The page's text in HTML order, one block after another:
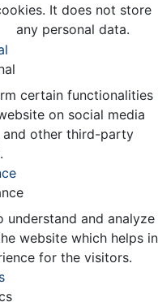
It does not store
any personal data.
certain functionalities
on social media
other third-party
understand and analyze
website which helps in
for the visitors.